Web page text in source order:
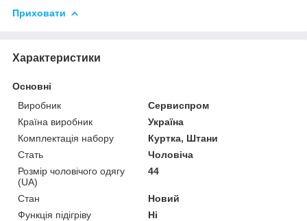
Приховати
Характеристики
Основні
Виробник
Сервиспром
Країна виробник
Україна
Комплектація набору
Куртка, Штани
Стать
Чоловіча
Розмір чоловічого одягу
(UA)
44
Стан
Новий
Функція підігріву
Ні